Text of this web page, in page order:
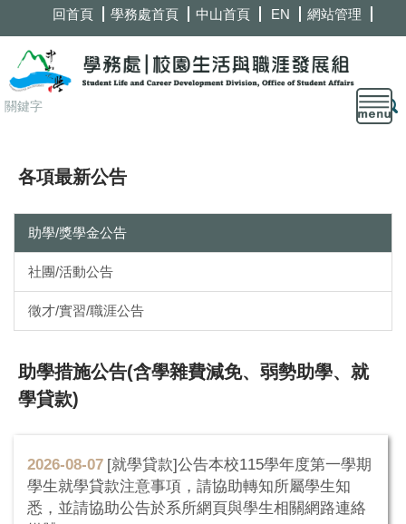
到
要
內
容
回首頁 學務處首頁 中山首頁 EN 網站管理
各項最新公告
助學/獎學金公告
社團/活動公告
徵才/實習/職涯公告
助學措施公告(含學雜費減免、弱勢助學、就
學貸款)
2026-08-07 [就學貸款]公告本校115學年度第一學期
學生就學貸款注意事項，請協助轉知所屬學生知
悉，並請協助公告於系所網頁與學生相關網路連絡